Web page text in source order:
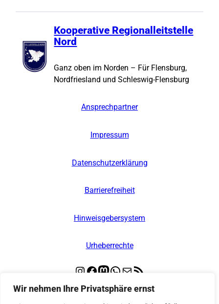
Wir nehmen Ihre Privatsphäre ernst
auf
Kooperative Regionalleitstelle
Nord
Ganz oben im Norden – Für Flensburg,
Nordfriesland und Schleswig-Flensburg
Ansprechpartner
Impressum
Datenschutzerklärung
Barrierefreiheit
Hinweisgebersystem
Urheberrechte
Instagram
Facebook
Mastodon
WhatsApp
E-MailRSS-Feed
Kooperative Regionalleitstelle Nord